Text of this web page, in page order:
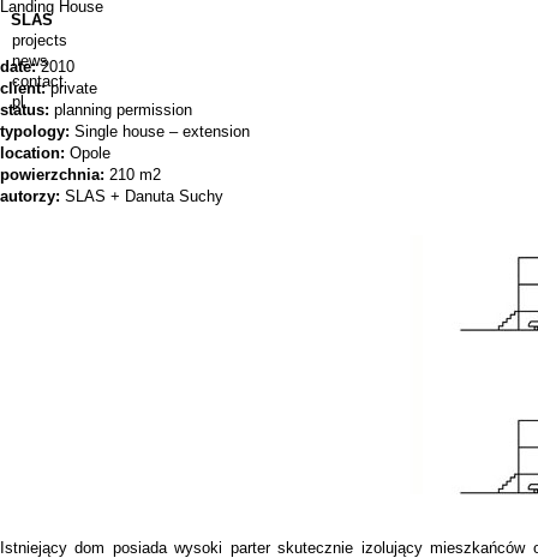
SLAS
projects
news
contact
pl
Landing House
date:2010
client:private
status: planning permission
typology: Single house – extension
location: Opole
powierzchnia: 210 m2
autorzy: SLAS + Danuta Suchy
Istniejący dom posiada wysoki parter skutecznie izolujący